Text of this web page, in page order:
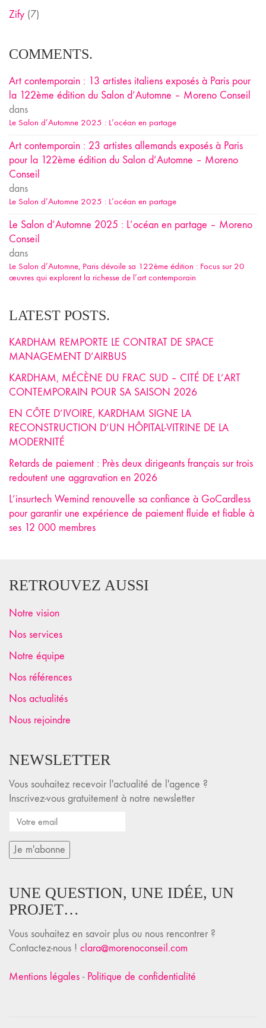
Zify (7)
COMMENTS.
Art contemporain : 13 artistes italiens exposés à Paris pour
la 122ème édition du Salon d’Automne – Moreno Conseil
dans
Le Salon d’Automne 2025 : L’océan en partage
Art contemporain : 23 artistes allemands exposés à Paris
pour la 122ème édition du Salon d’Automne – Moreno
Conseil
dans
Le Salon d’Automne 2025 : L’océan en partage
Le Salon d’Automne 2025 : L’océan en partage – Moreno
Conseil
dans
Le Salon d’Automne, Paris dévoile sa 122ème édition : Focus sur 20
œuvres qui explorent la richesse de l’art contemporain
LATEST POSTS.
KARDHAM REMPORTE LE CONTRAT DE SPACE
MANAGEMENT D’AIRBUS
KARDHAM, MÉCÈNE DU FRAC SUD – CITÉ DE L’ART
CONTEMPORAIN POUR SA SAISON 2026
EN CÔTE D’IVOIRE, KARDHAM SIGNE LA
RECONSTRUCTION D’UN HÔPITAL-VITRINE DE LA
MODERNITÉ
Retards de paiement : Près deux dirigeants français sur trois
redoutent une aggravation en 2026
L’insurtech Wemind renouvelle sa confiance à GoCardless
pour garantir une expérience de paiement fluide et fiable à
ses 12 000 membres
RETROUVEZ AUSSI
Notre vision
Nos services
Notre équipe
Nos références
Nos actualités
Nous rejoindre
NEWSLETTER
Vous souhaitez recevoir l'actualité de l'agence ?
Inscrivez-vous gratuitement à notre newsletter
UNE QUESTION, UNE IDÉE, UN
PROJET…
Vous souhaitez en savoir plus ou nous rencontrer ?
Contactez-nous ! clara@morenoconseil.com
Mentions légales - Politique de confidentialité